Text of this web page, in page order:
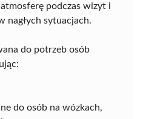
podczas wizyt i
nagłych sytuacjach.
do potrzeb osób
do osób na wózkach,